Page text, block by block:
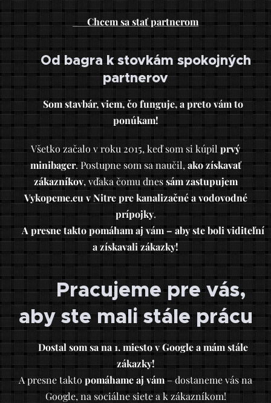
👉Chcem sa stať partnerom
🔨 Od bagra k stovkám spokojných
partnerov
💡Som stavbár, viem, čo funguje, a preto vám to
ponúkam!
Všetko začalo v roku 2015, keď som si kúpilprvý
minibager. Postupne som sa naučil,ako získavať
zákazníkov, vďaka čomu dnessám zastupujem
Vykopeme.eu v Nitre pre kanalizačné a vodovodné
prípojky.
👉A presne takto pomáham aj vám – aby ste boli viditeľní
a získavali zákazky!
🏆 Pracujeme pre vás,
aby ste mali stále prácu
🛠Dostal som sa na 1. miesto v Google a mám stále
zákazky!
A presne taktopomáhame aj vám– dostaneme vás na
Google, na sociálne siete a k zákazníkom!